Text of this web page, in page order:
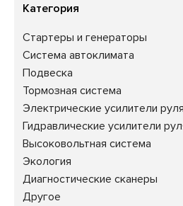
Категория
Стартеры и генераторы
Система автоклимата
Подвеска
Тормозная система
Электрические усилители
Гидравлические усилители
Высоковольтная система
Экология
Диагностические сканеры
Другое